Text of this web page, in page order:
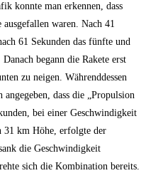
konnte man erkennen, dass
waren. Nach 41
61 Sekunden das fünfte und
begann die Rakete erst
zu neigen. Währenddessen
dass die „Propulsion
bei einer Geschwindigkeit
km Höhe, erfolgte der
die Geschwindigkeit
sich die Kombination bereits.